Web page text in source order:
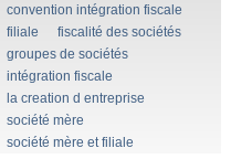
convention intégration fiscale
filiale
fiscalité des sociétés
groupes de sociétés
intégration fiscale
la creation d entreprise
société mère
société mère et filiale